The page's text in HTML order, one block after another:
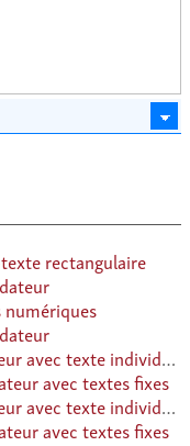
rectangulaire
numériques
avec texte individuel
avec textes fixes
avec texte individuel
avec textes fixes